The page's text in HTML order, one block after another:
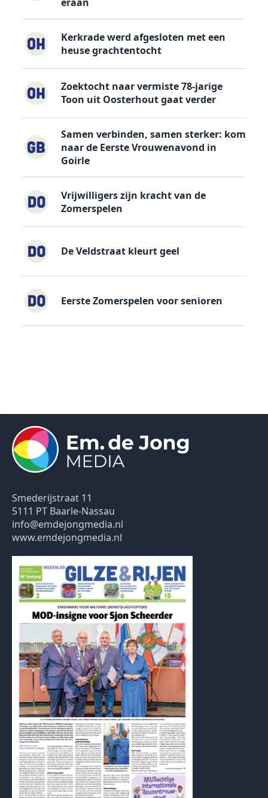
Kerkrade werd afgesloten met een
heuse grachtentocht
Zoektocht naar vermiste 78-jarige
Toon uit Oosterhout gaat verder
Samen verbinden, samen sterker: kom
naar de Eerste Vrouwenavond in
Goirle
Vrijwilligers zijn kracht van de
Zomerspelen
De Veldstraat kleurt geel
Eerste Zomerspelen voor senioren
Smederijstraat 11
5111 PT Baarle-Nassau
info@emdejongmedia.nl
www.emdejongmedia.nl